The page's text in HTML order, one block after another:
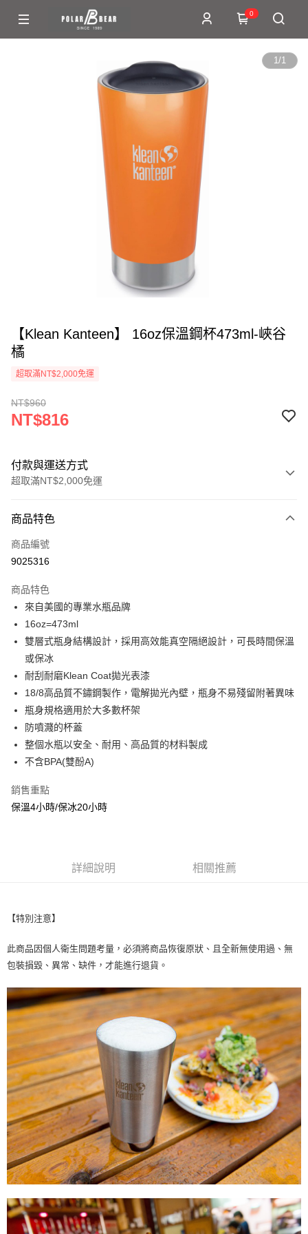
0
1/1
【Klean Kanteen】 16oz保溫鋼杯473ml-峽谷
橘
超取滿NT$2,000免運
NT$960
NT$816
付款與運送方式
超取滿NT$2,000免運
信用卡一次付款
信用卡分期付款
合作金庫商業銀行
華南商業銀行
上海商業儲蓄銀行
國泰世華商業銀行
兆豐國際商業銀行
臺灣中小企業銀行
匯豐（台灣）商業銀行
聯邦商業銀行
元大商業銀行
永豐商業銀行
玉山商業銀行
台新國際商業銀行
台灣樂天信用卡公司
超商取貨付款
LINE Pay
Apple Pay
街口支付
AFTEE先享後付
相關說明
【關於「AFTEE先享後付」】
便利好安心！
１．簡單：不需註冊會員、不需綁卡、不需儲值。
２．便利：只要手機號碼，簡訊認證，即可結帳。
結帳頁面，進行簡訊認證並確認金額後，即可完成結帳。
※ 請注意：結帳手續完成當下不需立刻繳費，但若您需要取消訂單，請聯絡
後付繳納相關費用。
※ 交易是否成功請以「AFTEE先享後付 」之結帳頁面顯示為準，若有關於
是否繳費成功／繳費後需取消欲退款等相關疑問，請聯繫「AFTEE先享後付
【注意事項】
１．透過由恩沛科技股份有限公司提供之「AFTEE先享後付」服務完成之交
易，需依本服務之必要範圍內提供個人資料，並將交易相關給付款項請求債
權轉讓予恩沛科技股份有限公司。
２．關於個人資料處理事宜，請瀏覽以下網址：
https://aftee.tw/terms/#terms3
３．未成年的使用者請事先徵得法定代理人或監護人之同意方可使用
「AFTEE先享後付」，若未經同意申辦者引起之損失，本公司不負相關責
任。
４．使用「AFTEE先享後付」時，將依據個別帳號之用戶狀況，依本公司即
時審查核予不同之上限額度；若仍有額度不足之情形，本公司將視審查結果
請求用戶進行身份認證。
５．嚴禁一人註冊多個帳號或使用他人資訊註冊。若發現惡意使用之情形，
恩沛科技股份有限公司將有權停止該用戶之使用額度並採取法律行動。
全家取貨付款
每筆NT$60，滿NT$2,000(含以上)免運費
每筆NT$100，滿NT$3,000(含以上)免運費
商品特色
商品編號
9025316
商品特色
來自美國的專業水瓶品牌
16oz=473ml
雙層式瓶身結構設計，採用高效能真空隔絕設計，可長時間保溫
或保冰
耐刮耐磨Klean Coat拋光表漆
18/8高品質不鏽鋼製作，電解拋光內壁，瓶身不易殘留附著異味
瓶身規格適用於大多數杯架
防噴濺的杯蓋
整個水瓶以安全、耐用、高品質的材料製成
不含BPA(雙酚A)
銷售重點
保溫4小時/保冰20小時
詳細說明 相關推薦
【特別注意】
此商品因個人衛生問題考量，必須將商品恢復原狀、且全新無使用過、無
包裝損毀、異常、缺件，才能進行退貨。